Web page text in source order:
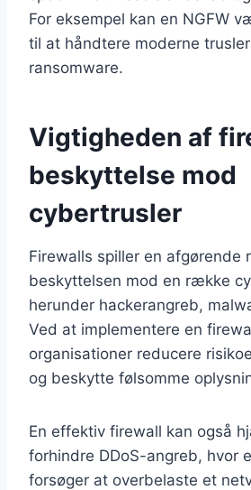
For eksempel kan en NGFW
til at håndtere moderne
ransomware.
Vigtigheden af
beskyttelse mod
cybertrusler
Firewalls spiller en afgørende
beskyttelsen mod en række
herunder hackerangreb,
Ved at implementere en
organisationer reducere
og beskytte følsomme
En effektiv firewall kan også
forhindre DDoS-angreb, hvor
forsøger at overbelaste et